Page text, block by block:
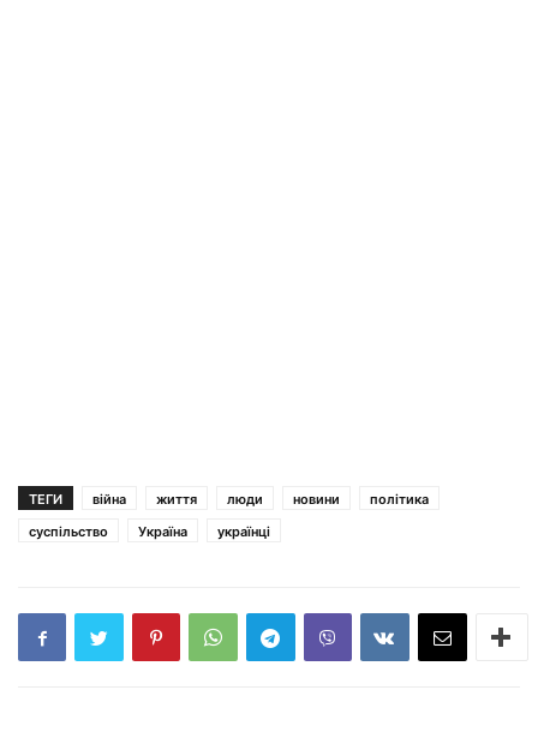
ТЕГИ війна життя люди новини
політика
суспільство
Україна українці